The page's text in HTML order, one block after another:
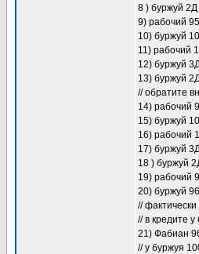
8 ) буржуй 2Д
9) рабочий
10) буржуй
11) рабочий
12) буржуй
13) буржуй
// обратите
14) рабочий
15) буржуй
16) рабочий
17) буржуй
18 ) буржуй
19) рабочий
20) буржуй
//
// в кредите
21) Фабиан
// у буржуя